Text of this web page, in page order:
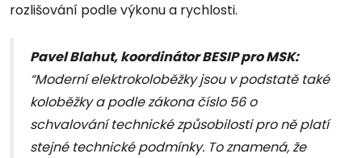
rozlišování podle výkonu a rychlosti.
Pavel Blahut, koordinátor BESIP pro MSK:
“Moderní elektrokoloběžky jsou v podstatě také
koloběžky a podle zákona číslo 56 o
schvalování technické způsobilosti pro ně platí
stejné technické podmínky. To znamená, že